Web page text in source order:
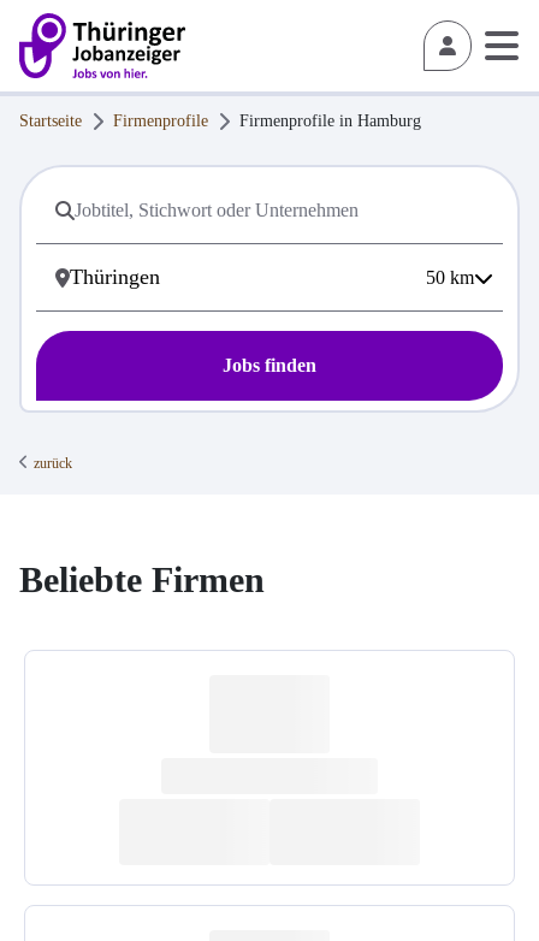
Startseite Firmenprofile Firmenprofile in Hamburg
50 km
Jobs finden
zurück
Beliebte Firmen